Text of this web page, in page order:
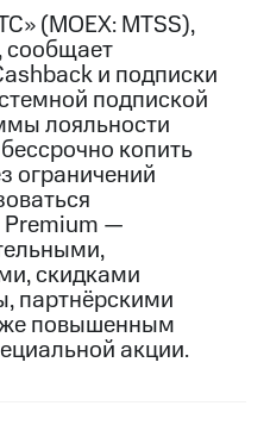
(MOEX: MTSS),
сообщает
и подписки
подпиской
лояльности
копить
ограничений
—
скидками
партнёрскими
повышенным
акции.